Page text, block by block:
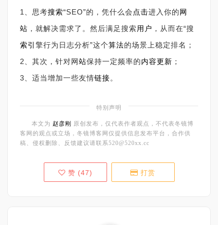
1、思考搜索“SEO”的，凭什么会 点击进入你的网
站 ，就解决需求了。然后满足搜索用户 ，从而在“搜
索引 擎行为日志分析”这个算法的场景上稳定排名；
2、其次，针对网站保持一定频率的内容更新 ；
3、适当增加一些友情链接。
特别声明
本文为 赵彦刚
原创发布，仅代表作者观点，不代表冬镜博
客网的观点或立场，冬镜博客网仅提供信息发布平台，合作供
稿、侵权删除、反馈建议请联系520@520xx.cc
赞 (47) 打赏